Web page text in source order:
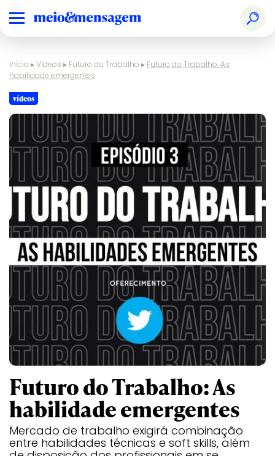
Início ▸Vídeos ▸ Futuro do Trabalho ▸ Futuro do Trabalho: As
habilidade emergentes
vídeos
Futuro do Trabalho: As
habilidade emergentes
Mercado de trabalho exigirá combinação
entre habilidades técnicas e soft skills, além